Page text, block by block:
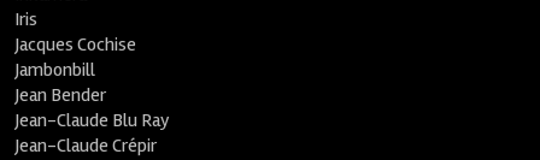
Iris
Jacques Cochise
Jambonbill
Jean Bender
Jean-Claude Blu Ray
Jean-Claude Crépir